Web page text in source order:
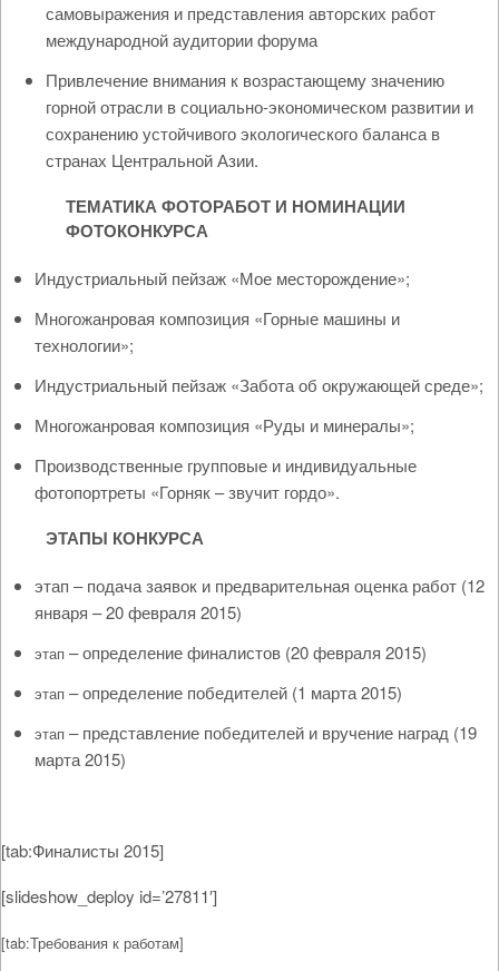
самовыражения и представления авторских работ
международной аудитории форума
Привлечение внимания к возрастающему значению
горной отрасли в социально-экономическом развитии и
сохранению устойчивого экологического баланса в
странах Центральной Азии.
ТЕМАТИКА ФОТОРАБОТ И НОМИНАЦИИ
ФОТОКОНКУРСА
Индустриальный пейзаж «Мое месторождение»;
Многожанровая композиция «Горные машины и
технологии»;
Индустриальный пейзаж «Забота об окружающей среде»;
Многожанровая композиция «Руды и минералы»;
Производственные групповые и индивидуальные
фотопортреты «Горняк – звучит гордо».
ЭТАПЫ КОНКУРСА
этап – подача заявок и предварительная оценка работ (12
января – 20 февраля 2015)
этап – определение финалистов (20 февраля 2015)
этап – определение победителей (1 марта 2015)
этап – представление победителей и вручение наград (19
марта 2015)
[tab:Финалисты 2015]
[slideshow_deploy id=’27811′]
[tab:Требования к работам]